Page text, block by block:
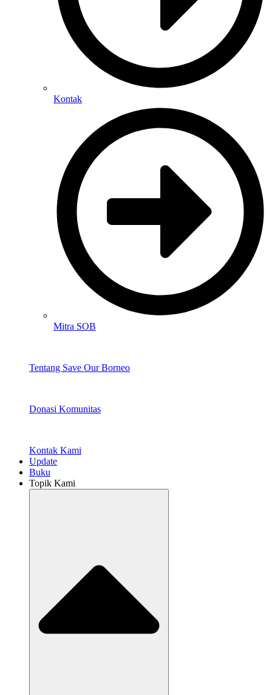
Kontak
Mitra SOB
Tentang Save Our Borneo
Donasi Komunitas
Kontak Kami
Update
Buku
Topik Kami